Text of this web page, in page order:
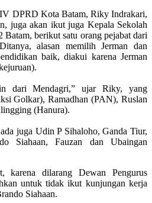
DPRD Kota Batam, Riky Indrakari,
juga akan ikut juga Kepala Sekolah
berikut satu orang pejabat dari
alasan memilih Jerman dan
baik, diakui karena Jerman
dari Mendagri,” ujar Riky, yang
Golkar), Ramadhan (PAN), Ruslan
(Hanura)‎.
juga Udin P Sihaloho, Ganda Tiur,
Siahaan, Fauzan dan Ubaingan
karena dilarang Dewan Pengurus
untuk tidak ikut kunjungan kerja
Siahaan.